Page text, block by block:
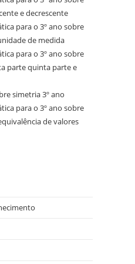
e decrescente
para o 3º ano sobre
de medida
para o 3º ano sobre
parte quinta parte e
simetria 3º ano
para o 3º ano sobre
de valores